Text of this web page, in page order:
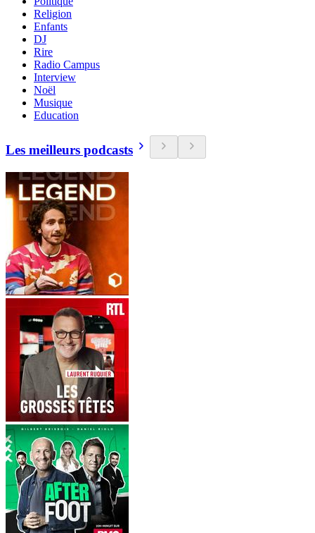
Religion
Enfants
DJ
Rire
Radio Campus
Interview
Noël
Musique
Education
Les meilleurs podcasts